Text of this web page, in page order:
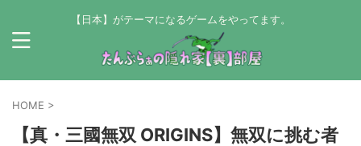
【日本】がテーマになるゲームをやってます。
HOME >
【真・三國無双 ORIGINS】無双に挑む者